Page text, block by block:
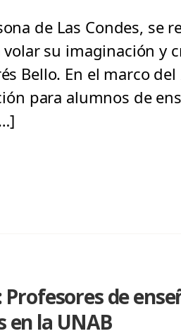
de Las Condes,
su imaginación y
Bello. En el marco
para alumnos de
de
en la UNAB